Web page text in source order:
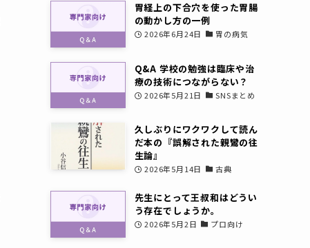
胃経上の下合穴を使った胃腸
の動かし方の一例
2026年6月24日 胃の病気
Q&A 学校の勉強は臨床や治
療の技術につながらない？
2026年5月21日 SNSまとめ
久しぶりにワクワクして読ん
だ本の『誤解された親鸞の往
生論』
2026年5月14日 古典
先生にとって王叔和はどうい
う存在でしょうか。
2026年5月2日 プロ向け